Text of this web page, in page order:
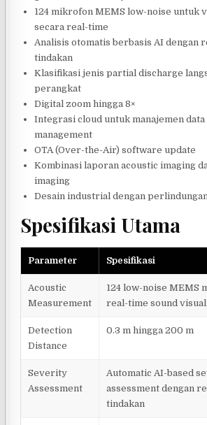
124 mikrofon MEMS low-noise untuk
secara real-time
Analisis otomatis berbasis AI dengan
tindakan
Klasifikasi jenis partial discharge
perangkat
Digital zoom hingga 8×
Integrasi cloud untuk manajemen data
management
OTA (Over-the-Air) software update
Kombinasi laporan acoustic imaging
imaging
Desain industrial dengan
Spesifikasi Utama
Parameter Spesifikasi
Acoustic
Measurement
124 low-noise MEMS
real-time sound
Detection
Distance
0.3 m hingga 200 m
Severity
Assessment
Automatic AI-based
assessment dengan
tindakan